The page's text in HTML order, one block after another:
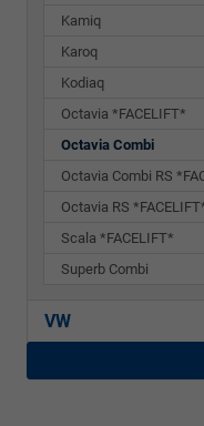
Kamiq
Karoq
Kodiaq
Octavia *FACELIFT*
Octavia Combi
Octavia Combi RS
Octavia RS
Scala *FACELIFT*
Superb Combi
VW